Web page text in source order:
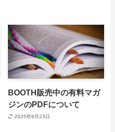
BOOTH販売中の有料マガ
ジンのPDFについて
2025年9月23日